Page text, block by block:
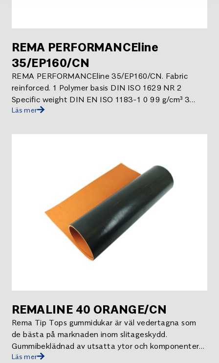
REMA PERFORMANCEline
35/EP160/CN
REMA PERFORMANCEline 35/EP160/CN. Fabric
reinforced. 1 Polymer basis DIN ISO 1629 NR 2
Specific weight DIN EN ISO 1183-1 0 99 g/cm³ 3
Hardness Shore A 38 Shore A 10 Colour Yellow*
rubber and therefore deviations in colour may occur. .
Läs mer
REMALINE 40 ORANGE/CN
Rema Tip Tops gummidukar är väl vedertagna som
de bästa på marknaden inom slitageskydd.
Gummibeklädnad av utsatta ytor och komponenter
minskar risken för driftstopp och underhållskostnader
Läs mer